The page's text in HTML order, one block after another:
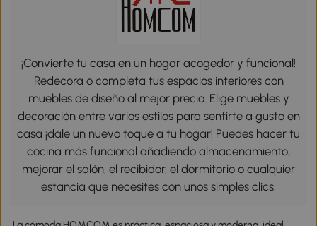
¡Convierte tu casa en un hogar acogedor y funcional!
Redecora o completa tus espacios interiores con
muebles de diseño al mejor precio. Elige muebles y
decoración entre varios estilos para sentirte a gusto en
casa ¡dale un nuevo toque a tu hogar! Puedes hacer tu
cocina más funcional añadiendo almacenamiento,
mejorar el salón, el recibidor, el dormitorio o cualquier
estancia que necesites con unos simples clics.